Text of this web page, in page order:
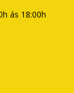
ás 18:00h